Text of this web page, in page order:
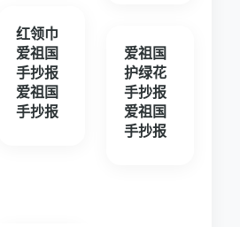
红领巾
爱祖国
手抄报
爱祖国
手抄报
爱祖国
护绿花
手抄报
爱祖国
手抄报